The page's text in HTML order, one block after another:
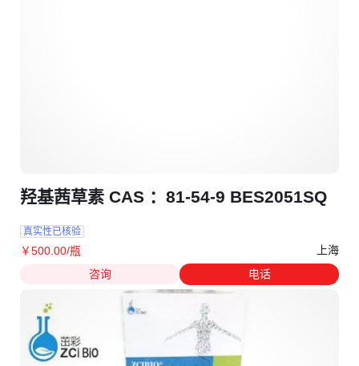
羟基茜草素 CAS ：81-54-9 BES2051SQ
真实性已核验
￥500 .00/瓶
上海
咨询
电话